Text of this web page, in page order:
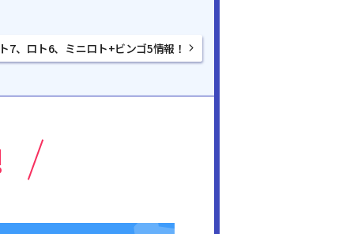
7、ロト6、ミニロト+ビンゴ5情報！